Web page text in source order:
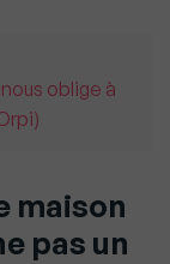
oblige à
maison
pas un